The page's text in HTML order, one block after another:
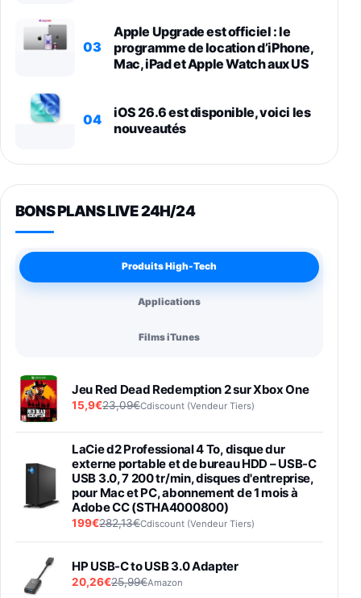
03
Apple Upgrade est officiel : le
programme de location d’iPhone,
Mac, iPad et Apple Watch aux US
04
iOS 26.6 est disponible, voici les
nouveautés
BONS PLANS LIVE 24H/24
Produits High-Tech
Applications
Films iTunes
Jeu Red Dead Redemption 2 sur Xbox One
15,9€23,09€Cdiscount (Vendeur Tiers)
LaCie d2 Professional 4 To, disque dur
externe portable et de bureau HDD – USB-C
USB 3.0, 7 200 tr/min, disques d'entreprise,
pour Mac et PC, abonnement de 1 mois à
Adobe CC (STHA4000800)
199€282,13€Cdiscount (Vendeur Tiers)
HP USB-C to USB 3.0 Adapter
20,26€25,99€Amazon